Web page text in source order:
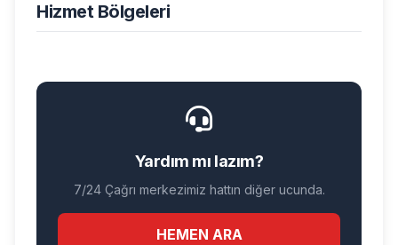
Hizmet Bölgeleri
Yardım mı lazım?
7/24 Çağrı merkezimiz hattın diğer ucunda.
HEMEN ARA